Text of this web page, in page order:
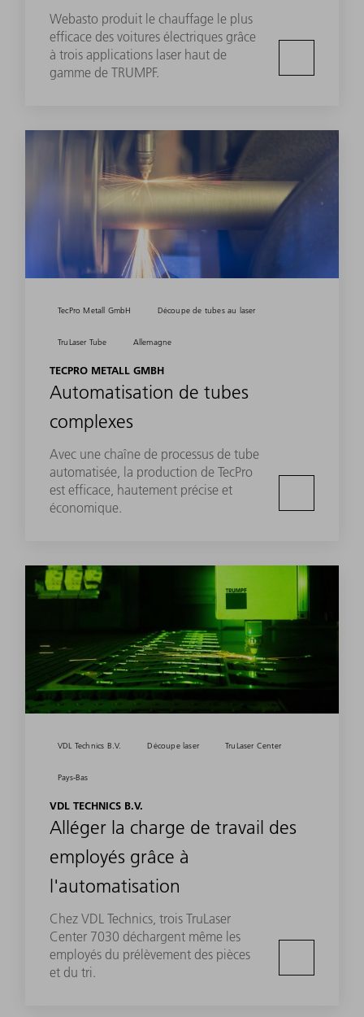
Webasto produit le chauffage le plus
efficace des voitures électriques grâce
à trois applications laser haut de
gamme de TRUMPF.
TecPro Metall GmbH Découpe de tubes au laser
TruLaser Tube Allemagne
TECPRO METALL GMBH
Automatisation de tubes
complexes
Avec une chaîne de processus de tube
automatisée, la production de TecPro
est efficace, hautement précise et
économique.
VDL Technics B.V. Découpe laser TruLaser Center
Pays-Bas
VDL TECHNICS B.V.
Alléger la charge de travail des
employés grâce à
l'automatisation
Chez VDL Technics, trois TruLaser
Center 7030 déchargent même les
employés du prélèvement des pièces
et du tri.